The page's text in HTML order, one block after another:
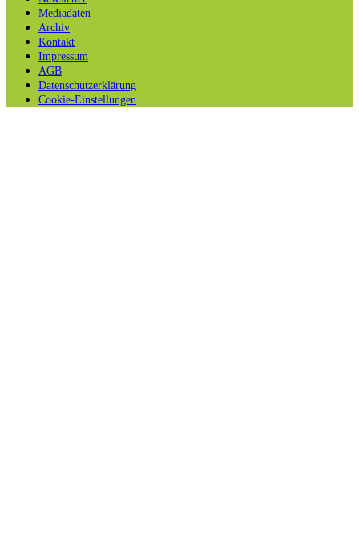
Mediadaten
Archiv
Kontakt
Impressum
AGB
Datenschutzerklärung
Cookie-Einstellungen